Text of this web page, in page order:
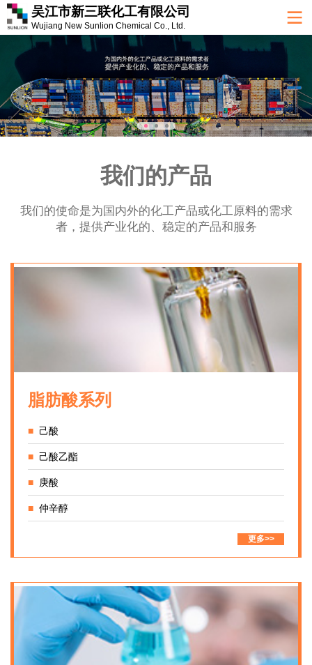
吴江市新三联化工有限公司
Wujiang New Sunlion Chemical Co., Ltd.
我们的产品
我们的使命是为国内外的化工产品或化工原料的需求
者，提供产业化的、稳定的产品和服务
脂肪酸系列
■己酸
■己酸乙酯
■ 庚酸
■仲辛醇
更多>>